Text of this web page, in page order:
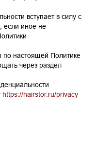
вступает в силу с
если иное не
настоящей Политике
через раздел
https://hairstor.ru/privacy